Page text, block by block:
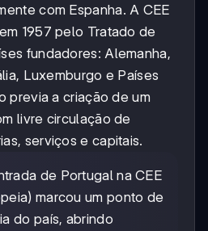
com Espanha. A CEE
1957 pelo Tratado de
fundadores: Alemanha,
Luxemburgo e Países
previa a criação de um
livre circulação de
serviços e capitais.
de Portugal na CEE
marcou um ponto de
do país, abrindo